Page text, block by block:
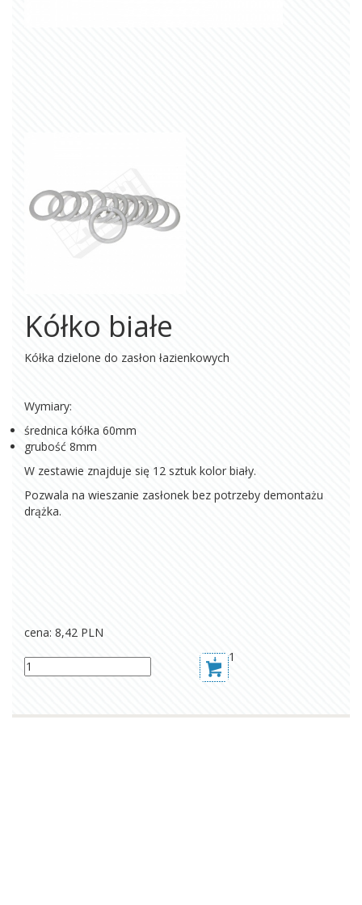
Kółko białe
Kółka dzielone do zasłon łazienkowych
Wymiary:
średnica kółka 60mm
grubość 8mm
W zestawie znajduje się 12 sztuk kolor biały.
Pozwala na wieszanie zasłonek bez potrzeby demontażu
drążka.
cena: 8,42 PLN
1